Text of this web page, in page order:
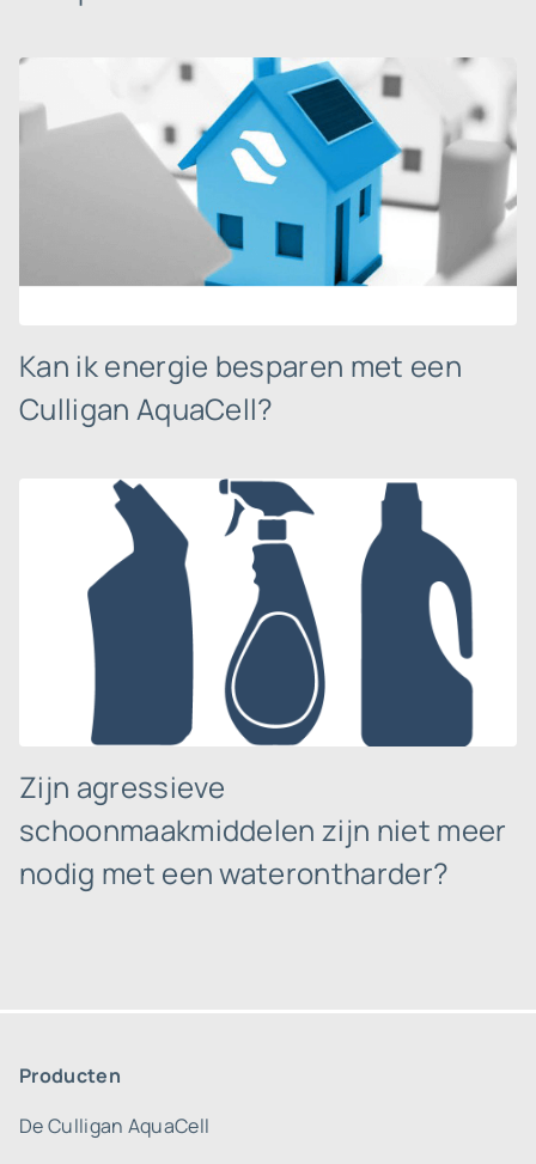
Kan ik energie besparen met een
Culligan AquaCell?
Zijn agressieve
schoonmaakmiddelen zijn niet meer
nodig met een waterontharder?
Producten
De Culligan AquaCell